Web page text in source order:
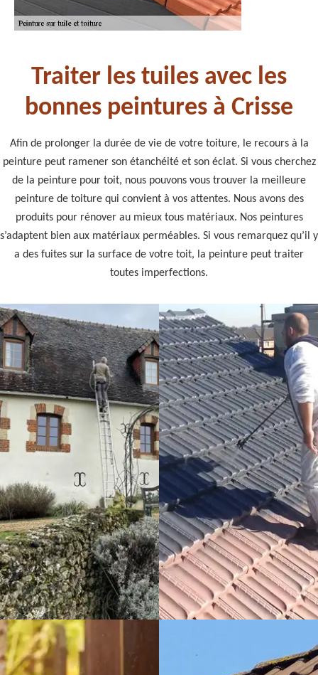
Traiter les tuiles avec les
bonnes peintures à Crisse
Afin de prolonger la durée de vie de votre toiture, le recours à la
peinture peut ramener son étanchéité et son éclat. Si vous cherchez
de la peinture pour toit, nous pouvons vous trouver la meilleure
peinture de toiture qui convient à vos attentes. Nous avons des
produits pour rénover au mieux tous matériaux. Nos peintures
s’adaptent bien aux matériaux perméables. Si vous remarquez qu’il y
a des fuites sur la surface de votre toit, la peinture peut traiter
toutes imperfections.